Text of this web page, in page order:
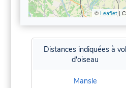
© Leaflet|
Distances indiquées à vol
d'oiseau
Mansle